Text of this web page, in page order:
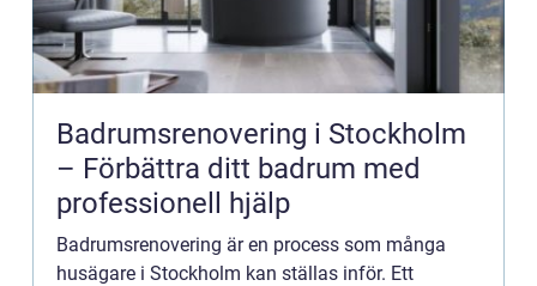
Badrumsrenovering i Stockholm
– Förbättra ditt badrum med
professionell hjälp
Badrumsrenovering är en process som många
husägare i Stockholm kan ställas inför. Ett